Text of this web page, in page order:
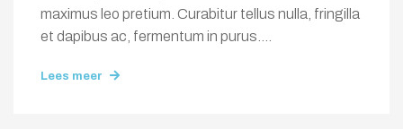
maximus leo pretium. Curabitur tellus nulla, fringilla
et dapibus ac, fermentum in purus....
Lees meer